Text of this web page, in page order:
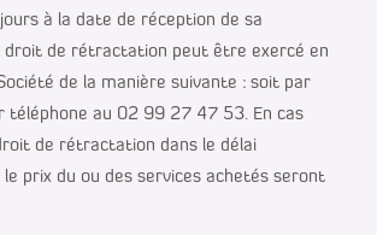
à la date de réception de sa
droit de rétractation peut être exercé en
de la manière suivante : soit par
téléphone au 02 99 27 47 53. En cas
de rétractation dans le délai
prix du ou des services achetés seront